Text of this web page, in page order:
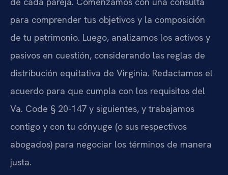
para comprender tus objetivos y la composición
de tu patrimonio. Luego, analizamos los activos y
pasivos en cuestión, considerando las reglas de
distribución equitativa de Virginia. Redactamos el
acuerdo para que cumpla con los requisitos del
Va. Code § 20-147 y siguientes, y trabajamos
contigo y con tu cónyuge (o sus respectivos
abogados) para negociar los términos de manera
justa.